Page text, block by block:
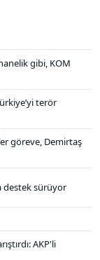
gibi, KOM
terör
göreve, Demirtaş
destek sürüyor
AKP'li